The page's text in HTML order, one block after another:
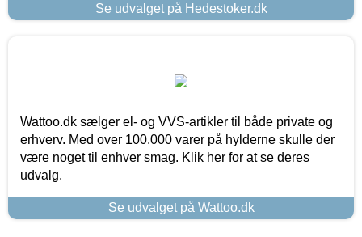
Se udvalget på Hedestoker.dk
Wattoo.dk sælger el- og VVS-artikler til både private og
erhverv. Med over 100.000 varer på hylderne skulle der
være noget til enhver smag. Klik her for at se deres
udvalg.
Se udvalget på Wattoo.dk